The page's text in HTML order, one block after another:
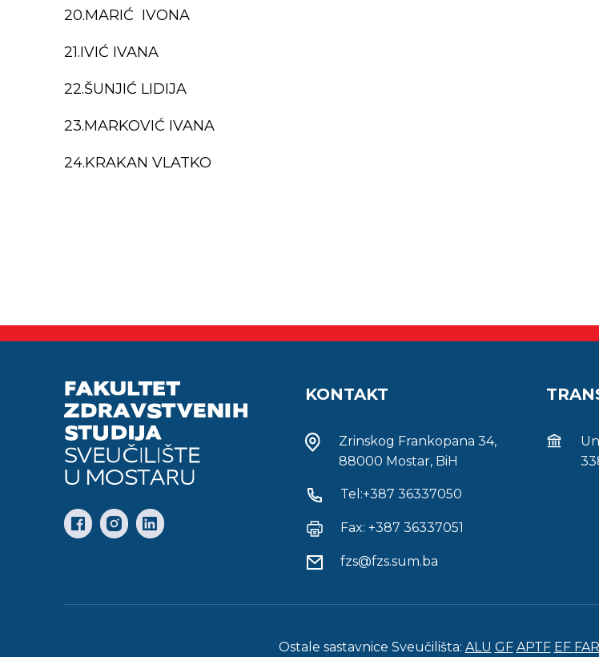
20.MARIĆ IVONA
21.IVIĆ IVANA
22.ŠUNJIĆ LIDIJA
23.MARKOVIĆ IVANA
24.KRAKAN VLATKO
KONTAKT
Zrinskog Frankopana 34,
88000 Mostar, BiH
Tel:+387 36337050
Fax: +387 36337051
fzs@fzs.sum.ba
Ostale sastavnice Sveučilišta: ALU GF APTF EF